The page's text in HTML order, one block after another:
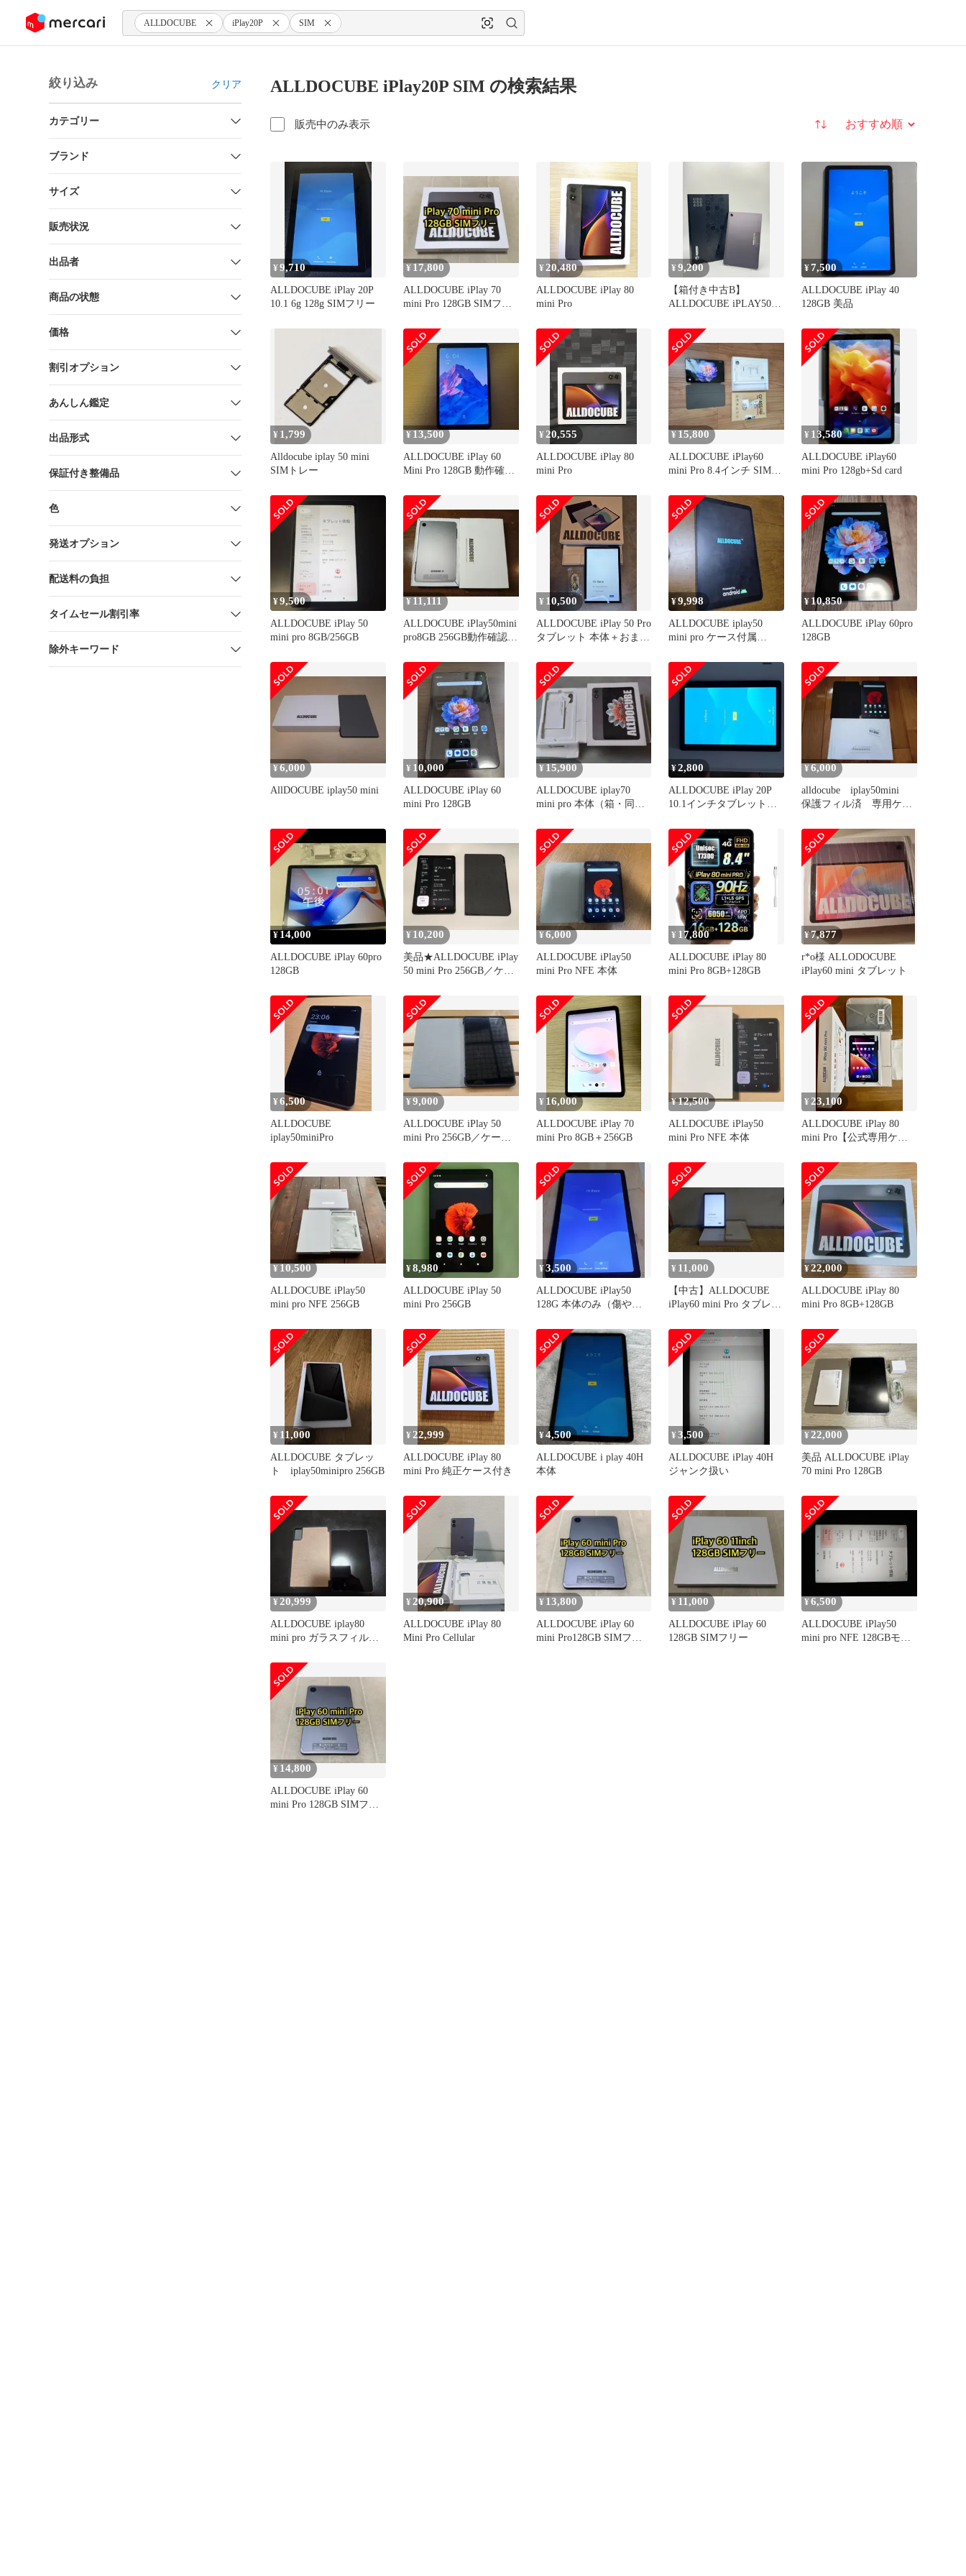
ツにスキップ ALLDOCUBE iPlay20P SIM
絞り込み クリア
カテゴリー
ブランド
サイズ
販売状況
出品者
商品の状態
価格
割引オプション
あんしん鑑定
出品形式
保証付き整備品
色
発送オプション
配送料の負担
タイムセール割引率
除外キーワード
ALLDOCUBE iPlay20P SIM の検索結果
販売中のみ表示 並び替え
¥9,710
ALLDOCUBE iPlay 20P
10.1 6g 128g SIMフリー
¥ 17,800
ALLDOCUBE iPlay 70
mini Pro 128GB SIMフリ
¥ 20,480
ALLDOCUBE iPlay 80
mini Pro
¥9,200
【箱付き中古B】
ALLDOCUBE iPLAY50
¥7,500
ALLDOCUBE iPlay 40
128GB 美品
¥ 1,799
Alldocube iplay 50 mini
SIMトレー
¥ 13,500
ALLDOCUBE iPlay 60
Mini Pro 128GB 動作確認
¥ 20,555
ALLDOCUBE iPlay 80
mini Pro
¥ 15,800
ALLDOCUBE iPlay60
mini Pro 8.4インチ SIM対
¥ 13,580
ALLDOCUBE iPlay60
mini Pro 128gb+Sd card
¥9,500
ALLDOCUBE iPlay 50
mini pro 8GB/256GB
¥ 11,111
ALLDOCUBE iPlay50mini
pro8GB 256GB動作確認済
¥ 10,500
ALLDOCUBE iPlay 50 Pro
タブレット 本体＋おまけ
¥9,998
ALLDOCUBE iplay50
mini pro ケース付属
¥ 10,850
ALLDOCUBE iPlay 60pro
128GB
¥6,000
AllDOCUBE iplay50 mini
¥ 10,000
ALLDOCUBE iPlay 60
mini Pro 128GB
¥ 15,900
ALLDOCUBE iplay70
mini pro 本体（箱・同梱
¥2,800
ALLDOCUBE iPlay 20P
10.1インチタブレット
¥6,000
alldocube iplay50mini
保護フィル済 専用ケー
¥ 14,000
ALLDOCUBE iPlay 60pro
128GB
¥ 10,200
美品★ALLDOCUBE iPlay
50 mini Pro 256GB／ケー
¥6,000
ALLDOCUBE iPlay50
mini Pro NFE 本体
¥ 17,800
ALLDOCUBE iPlay 80
mini Pro 8GB+128GB
¥ 7,877
r*o様 ALLODOCUBE
iPlay60 mini タブレット
¥6,500
ALLDOCUBE
iplay50miniPro
¥9,000
ALLDOCUBE iPlay 50
mini Pro 256GB／ケース
¥ 16,000
ALLDOCUBE iPlay 70
mini Pro 8GB＋256GB
¥12,500
ALLDOCUBE iPlay50
mini Pro NFE 本体
¥ 23,100
ALLDOCUBE iPlay 80
mini Pro【公式専用ケー
¥10,500
ALLDOCUBE iPlay50
mini pro NFE 256GB
¥8,980
ALLDOCUBE iPlay 50
mini Pro 256GB
¥3,500
ALLDOCUBE iPlay50
128G 本体のみ（傷や筐
¥ 11,000
【中古】ALLDOCUBE
iPlay60 mini Pro タブレッ
¥22,000
ALLDOCUBE iPlay 80
mini Pro 8GB+128GB
¥ 11,000
ALLDOCUBE タブレッ
ト iplay50minipro 256GB
¥ 22,999
ALLDOCUBE iPlay 80
mini Pro 純正ケース付き
¥4,500
ALLDOCUBE i play 40H
本体
¥3,500
ALLDOCUBE iPlay 40H
ジャンク扱い
¥ 22,000
美品 ​ALLDOCUBE iPlay
70 mini Pro 128GB
¥ 20,999
ALLDOCUBE iplay80
mini pro ガラスフィル
¥ 20,900
ALLDOCUBE iPlay 80
Mini Pro Cellular
¥ 13,800
ALLDOCUBE iPlay 60
mini Pro128GB SIMフリ
¥ 11,000
ALLDOCUBE iPlay 60
128GB SIMフリー
¥6,500
ALLDOCUBE iPlay50
mini pro NFE 128GBモデ
¥ 14,800
ALLDOCUBE iPlay 60
mini Pro 128GB SIMフリ